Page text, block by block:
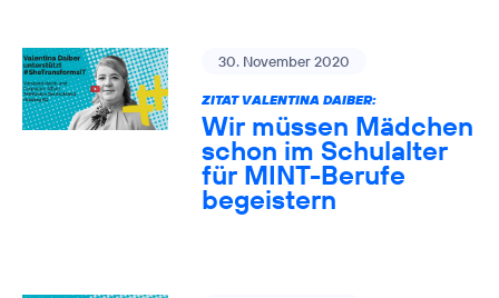
30. November 2020
ZITAT VALENTINA DAIBER:
Wir müssen Mädchen
schon im Schulalter
für MINT-Berufe
begeistern